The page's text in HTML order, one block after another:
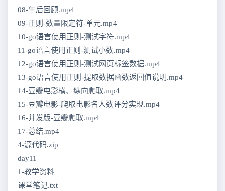
08-午后回顾.mp4
09-正则-数量限定符-单元.mp4
10-go语言使用正则-测试字符.mp4
11-go语言使用正则-测试小数.mp4
12-go语言使用正则-测试网页标签数据.mp4
13-go语言使用正则-提取数据函数返回值说明.mp4
14-豆瓣电影横、纵向爬取.mp4
15-豆瓣电影-爬取电影名人数评分实现.mp4
16-并发版-豆瓣爬取.mp4
17-总结.mp4
4-源代码.zip
day11
1-教学资料
课堂笔记.txt